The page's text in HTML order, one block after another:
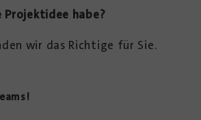
Projektidee habe?
wir das Richtige für Sie.